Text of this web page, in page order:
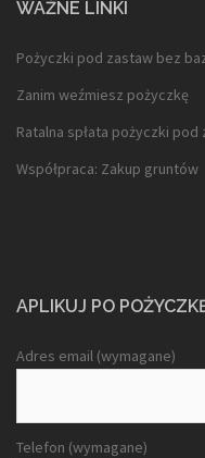
WAŻNE LINKI
Pożyczki pod zastaw bez
Zanim weźmiesz pożyczkę
Ratalna spłata pożyczki pod
Współpraca: Zakup gruntów
APLIKUJ PO
Adres email (wymagane)
Telefon (wymagane)